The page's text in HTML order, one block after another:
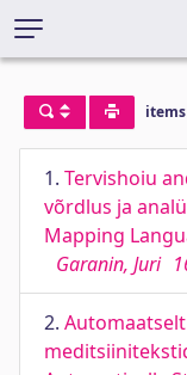
1. Tervishoiu
võrdlus ja
Mapping
Garanin, Juri
2.